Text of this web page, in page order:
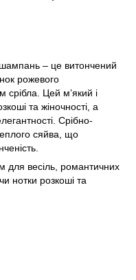
– це витончений
рожевого
срібла. Цей м’який і
та жіночності, а
Срібно-
сяйва, що
для весіль, романтичних
нотки розкоші та